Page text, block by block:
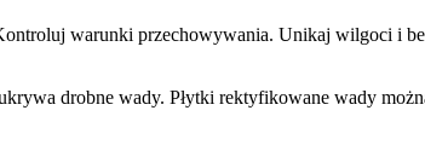
warunki przechowywania. Unikaj wilgoci i
drobne wady. Płytki rektyfikowane wady